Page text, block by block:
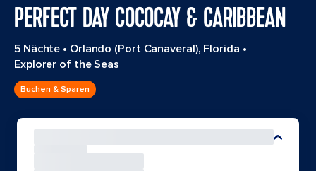
PERFECT DAY COCOCAY & CARIBBEAN
5 Nächte • Orlando (Port Canaveral), Florida •
Explorer of the Seas
Buchen & Sparen